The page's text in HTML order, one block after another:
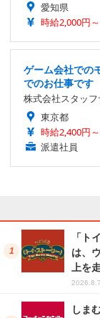
愛知県
時給2,000円～
ゲーム会社での
でのお仕事です
株式会社スタッ
東京都
時給2,400円～
派遣社員
「ト
は、
上を
しま